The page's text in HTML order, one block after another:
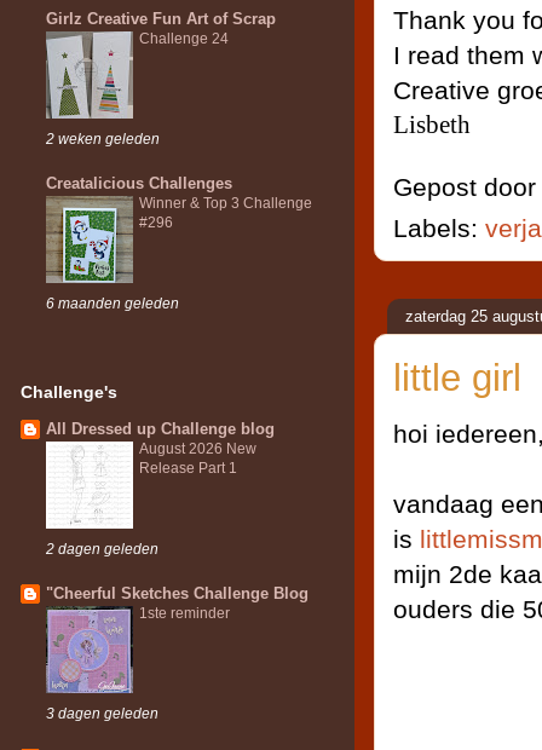
Thank you
I read them
Creative
Lisbeth
Gepost door
Labels:
zaterdag 25
little girl
hoi
vandaag
is
mijn 2de
ouders die
Girlz Creative Fun Art of Scrap
Challenge 24
2 weken geleden
Creatalicious Challenges
Winner & Top 3 Challenge
#296
6 maanden geleden
Challenge's
All Dressed up Challenge blog
August 2026 New
Release Part 1
2 dagen geleden
"Cheerful Sketches Challenge Blog
1ste reminder
3 dagen geleden